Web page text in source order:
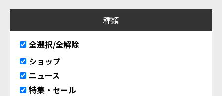
種類
全選択/全解除
ショップ
ニュース
特集・セール